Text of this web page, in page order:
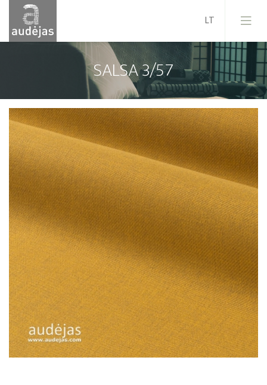
Įmonė
Istorija
Dizainas
Mūsų paslaugos
Kokybė
ES projektai
Karjera
Naujienos
Kontaktai
Pardavimo sąlygos
SALSA 3/57